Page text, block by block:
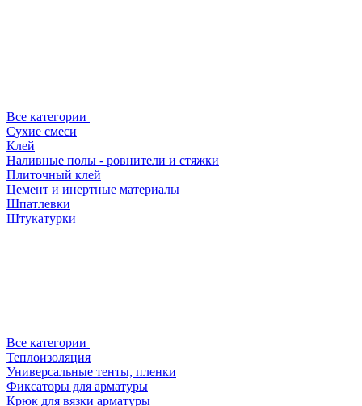
Все категории
Сухие смеси
Клей
Наливные полы - ровнители и стяжки
Плиточный клей
Цемент и инертные материалы
Шпатлевки
Штукатурки
Все категории
Теплоизоляция
Универсальные тенты, пленки
Фиксаторы для арматуры
Крюк для вязки арматуры